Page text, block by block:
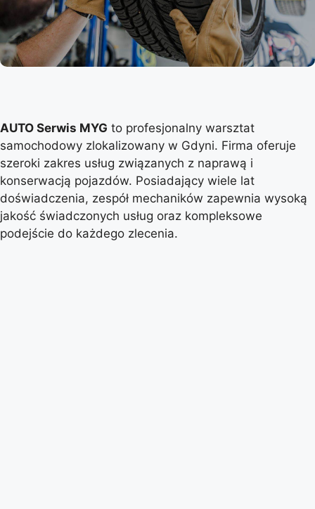
AUTO Serwis MYG to profesjonalny warsztat
samochodowy zlokalizowany w Gdyni. Firma oferuje
szeroki zakres usług związanych z naprawą i
konserwacją pojazdów. Posiadający wiele lat
doświadczenia, zespół mechaników zapewnia wysoką
jakość świadczonych usług oraz kompleksowe
podejście do każdego zlecenia.